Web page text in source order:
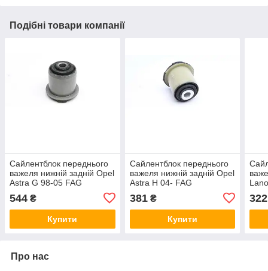
Подібні товари компанії
Сайлентблок переднього
важеля нижній задній Opel
Astra G 98-05 FAG
544 ₴
Купити
Сайлентблок переднього
важеля нижній задній Opel
Astra H 04- FAG
381₴
Купити
322
Про нас